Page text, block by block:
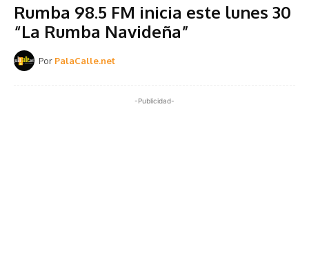
Rumba 98.5 FM inicia este lunes 30
“La Rumba Navideña”
Por PalaCalle.net
-Publicidad-